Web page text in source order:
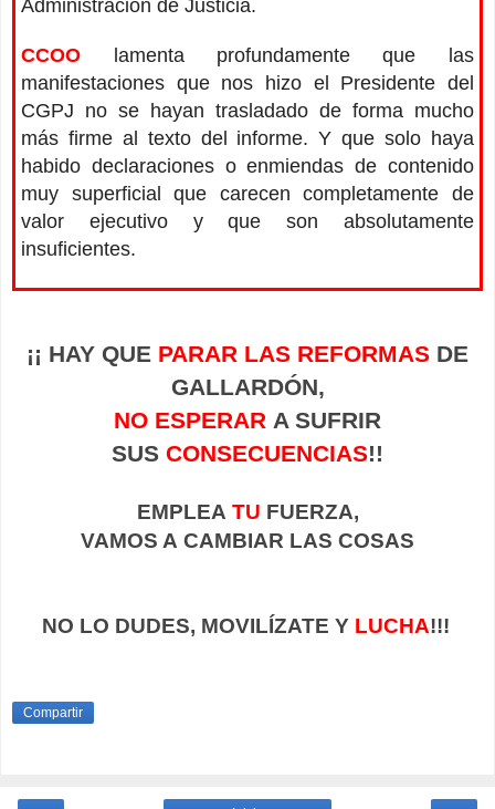
Administración de Justicia.
CCOO
lamenta profundamente que las
manifestaciones que nos hizo el Presidente del
CGPJ no se hayan trasladado de forma mucho
más firme al texto del informe. Y que solo haya
habido declaraciones o enmiendas de contenido
muy superficial que carecen completamente de
valor ejecutivo y que son absolutamente
insuficientes.
¡¡ HAY QUE PARAR LAS REFORMAS DE
GALLARDÓN,
NO ESPERAR A SUFRIR
SUS CONSECUENCIAS!!
EMPLEA TU FUERZA,
VAMOS A CAMBIAR LAS COSAS
NO LO DUDES, MOVILÍZATE Y LUCHA!!!
Compartir